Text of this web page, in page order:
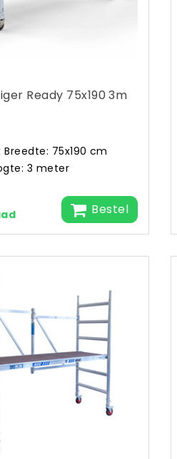
Ready 75x190 3m
Breedte: 75x190 cm
3 meter
Bestel